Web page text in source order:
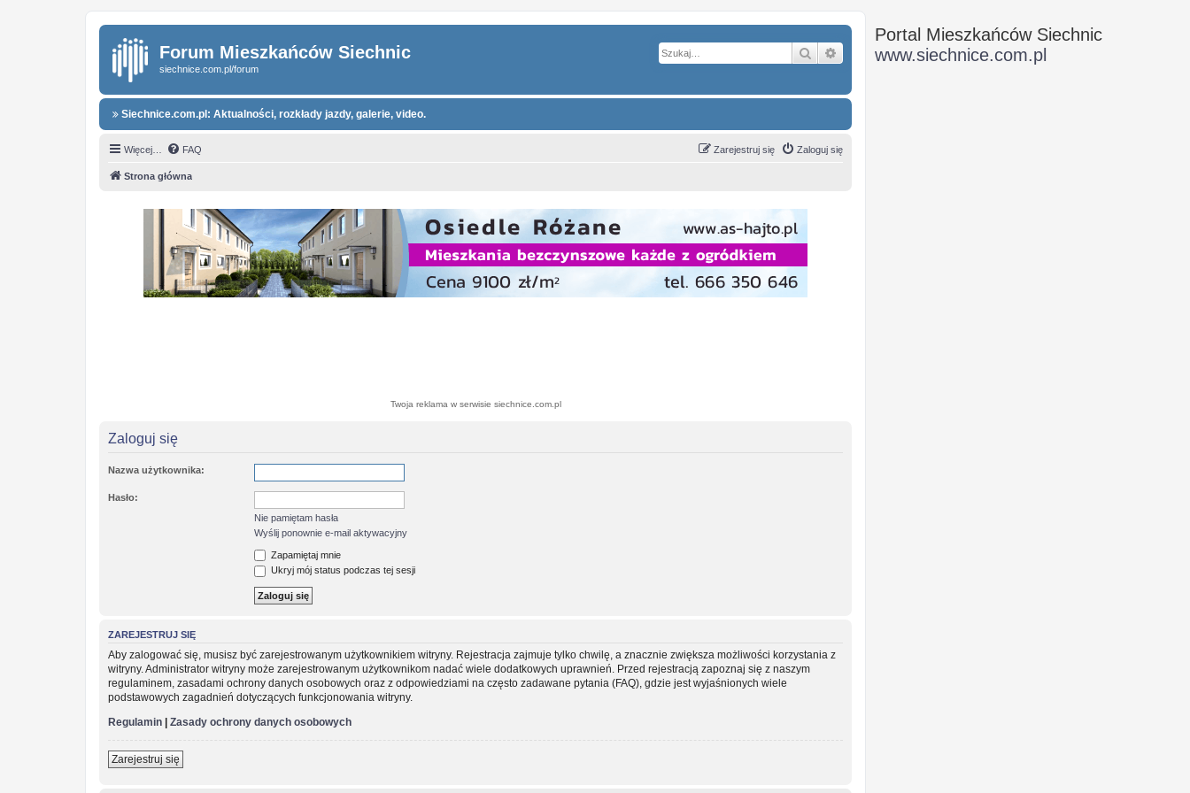
Forum Mieszkańców Siechnic
siechnice.com.pl/forum
Szukaj Wyszukiwanie zaawansowane
Siechnice.com.pl: Aktualności, rozkłady jazdy, galerie, video.
Więcej… FAQ Zaloguj się
Zarejestruj się
Strona główna
Twoja reklama w serwisie siechnice.com.pl
Zaloguj się
Nazwa użytkownika:
Hasło:
Nie pamiętam hasła
Wyślij ponownie e-mail aktywacyjny
Zapamiętaj mnie
Ukryj mój status podczas tej sesji
ZAREJESTRUJ SIĘ
Aby zalogować się, musisz być zarejestrowanym użytkownikiem witryny. Rejestracja zajmuje tylko chwilę, a znacznie zwiększa możliwości korzystania z
witryny. Administrator witryny może zarejestrowanym użytkownikom nadać wiele dodatkowych uprawnień. Przed rejestracją zapoznaj się z naszym
regulaminem, zasadami ochrony danych osobowych oraz z odpowiedziami na często zadawane pytania (FAQ), gdzie jest wyjaśnionych wiele
podstawowych zagadnień dotyczących funkcjonowania witryny.
Regulamin
Zasady ochrony danych osobowych
Zarejestruj się
Portal Mieszkańców Siechnic
www.siechnice.com.pl